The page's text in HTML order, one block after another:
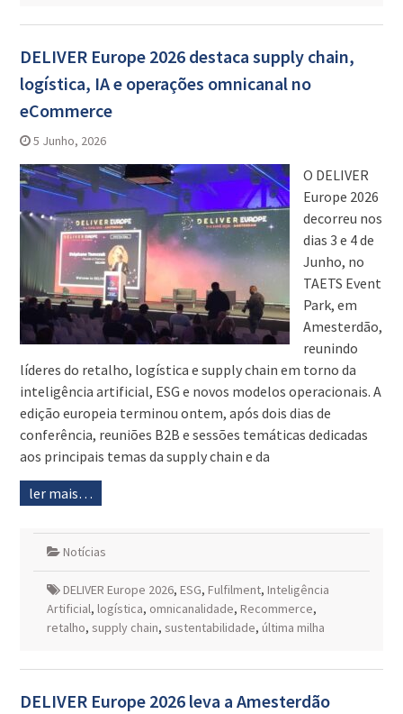
DELIVER Europe 2026 destaca supply chain,
logística, IA e operações omnicanal no
eCommerce
5 Junho, 2026
O DELIVER
Europe 2026
decorreu nos
dias 3 e 4 de
Junho, no
TAETS Event
Park, em
Amesterdão,
reunindo
líderes do retalho, logística e supply chain em torno da
inteligência artificial, ESG e novos modelos operacionais. A
edição europeia terminou ontem, após dois dias de
conferência, reuniões B2B e sessões temáticas dedicadas
aos principais temas da supply chain e da
ler mais…
Notícias
DELIVER Europe 2026, ESG, Fulfilment, Inteligência
Artificial, logística, omnicanalidade, Recommerce,
retalho, supply chain, sustentabilidade, última milha
DELIVER Europe 2026 leva a Amesterdão